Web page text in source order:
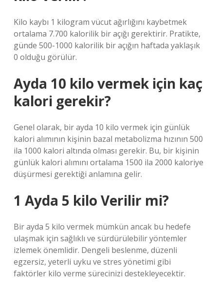
Kilo kaybı 1 kilogram vücut ağırlığını kaybetmek
ortalama 7.700 kalorilik bir açığı gerektirir. Pratikte,
günde 500-1000 kalorilik bir açığın haftada yaklaşık
0 olduğu görülür.
Ayda 10 kilo vermek için kaç
kalori gerekir?
Genel olarak, bir ayda 10 kilo vermek için günlük
kalori alımının kişinin bazal metabolizma hızının 500
ila 1000 kalori altında olması gerekir. Bu, bir kişinin
günlük kalori alımını ortalama 1500 ila 2000 kaloriye
düşürmesi gerektiği anlamına gelir.
1 Ayda 5 kilo Verilir mi?
Bir ayda 5 kilo vermek mümkün ancak bu hedefe
ulaşmak için sağlıklı ve sürdürülebilir yöntemler
izlemek önemlidir. Dengeli beslenme, düzenli
egzersiz, yeterli uyku ve stres yönetimi gibi
faktörler kilo verme sürecinizi destekleyecektir.